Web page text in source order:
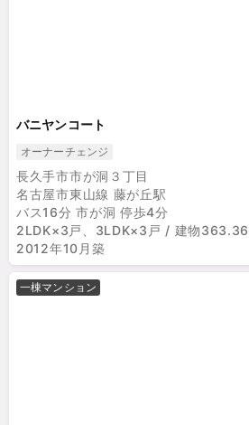
バニヤンコート
オーナーチェンジ
長久手市市が洞３丁目
名古屋市東山線 藤が丘駅
バス16分 市が洞 停歩4分
2LDK×3戸、3LDK×3戸 / 建物
2012年10月築
一棟マンション